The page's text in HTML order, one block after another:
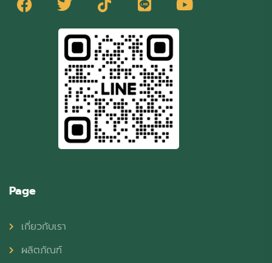
Page
เกี่ยวกับเรา
ผลิตภัณฑ์